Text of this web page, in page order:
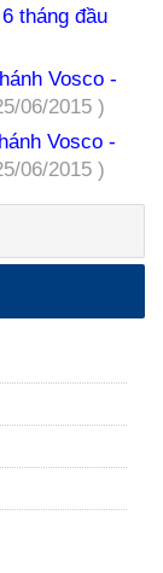
tháng đầu
Vosco -
06/2015 )
Vosco -
06/2015 )